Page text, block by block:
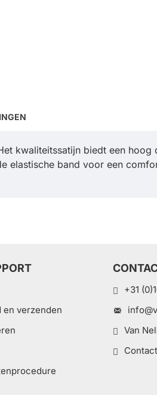
kwaliteitssatijn biedt een
elastische band voor een
en verzenden
+31
Van